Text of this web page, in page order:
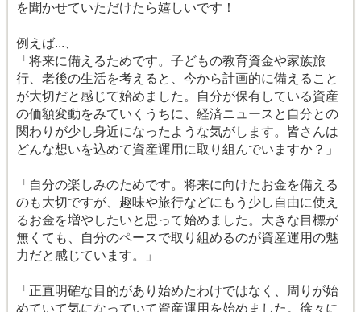
を聞かせていただけたら嬉しいです！
例えば...、
「将来に備えるためです。子どもの教育資金や家族旅
行、老後の生活を考えると、今から計画的に備えること
が大切だと感じて始めました。自分が保有している資産
の価額変動をみていくうちに、経済ニュースと自分との
関わりが少し身近になったような気がします。皆さんは
どんな想いを込めて資産運用に取り組んでいますか？」
「自分の楽しみのためです。将来に向けたお金を備える
のも大切ですが、趣味や旅行などにもう少し自由に使え
るお金を増やしたいと思って始めました。大きな目標が
無くても、自分のペースで取り組めるのが資産運用の魅
力だと感じています。」
「正直明確な目的があり始めたわけではなく、周りが始
めていて気になっていて資産運用を始めました。徐々に